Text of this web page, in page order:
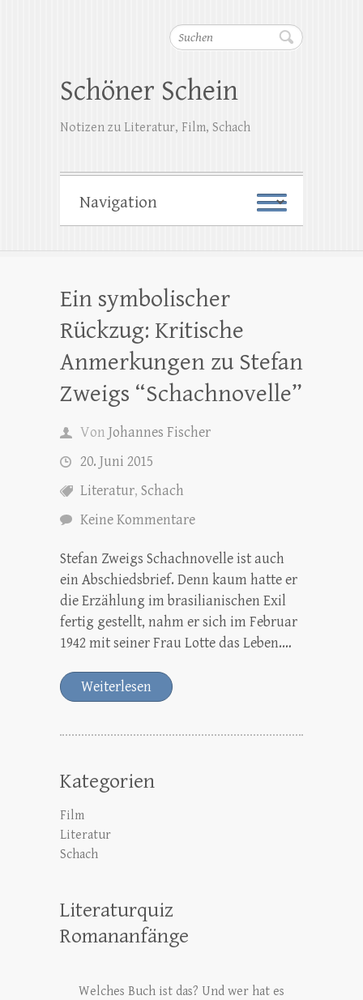
Suchen
Schöner Schein
Notizen zu Literatur, Film, Schach
Ein symbolischer
Rückzug: Kritische
Anmerkungen zu Stefan
Zweigs “Schachnovelle”
Von Johannes Fischer
20. Juni 2015
Literatur, Schach
Keine Kommentare
Stefan Zweigs Schachnovelle ist auch
ein Abschiedsbrief. Denn kaum hatte er
die Erzählung im brasilianischen Exil
fertig gestellt, nahm er sich im Februar
1942 mit seiner Frau Lotte das Leben.…
Weiterlesen
Kategorien
Film
Literatur
Schach
Literaturquiz
Romananfänge
Welches Buch ist das? Und wer hat es